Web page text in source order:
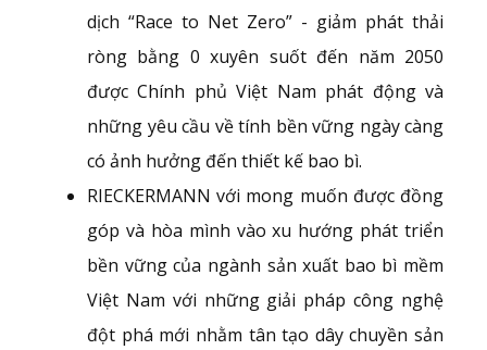
dịch “Race to Net Zero” - giảm phát thải
ròng bằng 0 xuyên suốt đến năm 2050
được Chính phủ Việt Nam phát động và
những yêu cầu về tính bền vững ngày càng
có ảnh hưởng đến thiết kế bao bì.
RIECKERMANN với mong muốn được đồng
góp và hòa mình vào xu hướng phát triển
bền vững của ngành sản xuất bao bì mềm
Việt Nam với những giải pháp công nghệ
đột phá mới nhằm tân tạo dây chuyền sản